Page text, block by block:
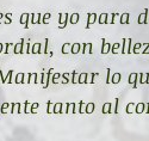
que yo para
con
lo
tanto al